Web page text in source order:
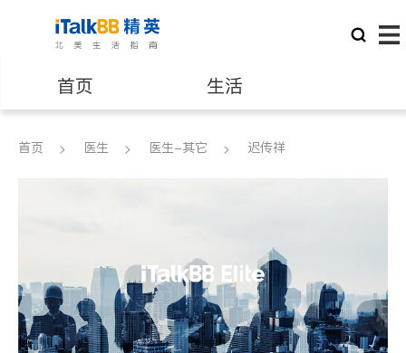
首页 生活
医生 律师
养老 非盈利组织
首页 医生 医生-其它 迟传祥